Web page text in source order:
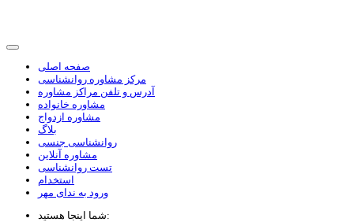
صفحه اصلی
مرکز مشاوره روانشناسی
آدرس و تلفن مراکز مشاوره
مشاوره خانواده
مشاوره ازدواج
بلاگ
روانشناسی جنسی
مشاوره آنلاین
تست روانشناسی
استخدام
ورود به ندای مهر
شما اینجا هستید: